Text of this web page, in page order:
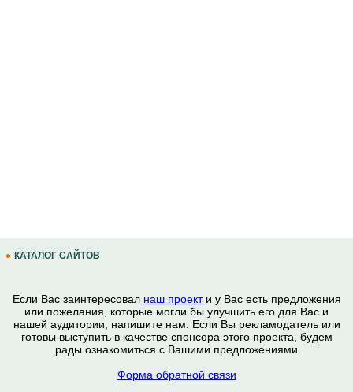
КАТАЛОГ САЙТОВ
Если Вас заинтересовал наш проекти у Вас есть предложения
или пожелания, которые могли бы улучшить его для Вас и
нашей аудитории, напишите нам. Если Вы рекламодатель или
готовы выступить в качестве спонсора этого проекта, будем
рады ознакомиться с Вашими предложениями
Форма обратной связи